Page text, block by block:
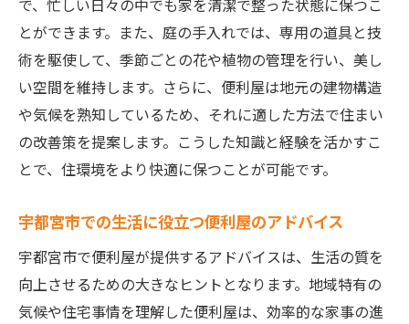
で、忙しい日々の中でも家を清潔で整った状態に保つこ
とができます。また、庭の手入れでは、専用の道具と技
術を駆使して、季節ごとの花や植物の管理を行い、美し
い空間を維持します。さらに、便利屋は地元の建物構造
や気候を熟知しているため、それに適した方法で住まい
の改善策を提案します。こうした知識と経験を活かすこ
とで、住環境をより快適に保つことが可能です。
宇都宮市での生活に役立つ便利屋のアドバイス
宇都宮市で便利屋が提供するアドバイスは、生活の質を
向上させるための大きなヒントとなります。地域特有の
気候や住宅事情を理解した便利屋は、効率的な家事の進